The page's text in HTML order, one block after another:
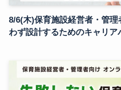
8/6(木)保育施設経営者・管
わず設計するためのキャリア